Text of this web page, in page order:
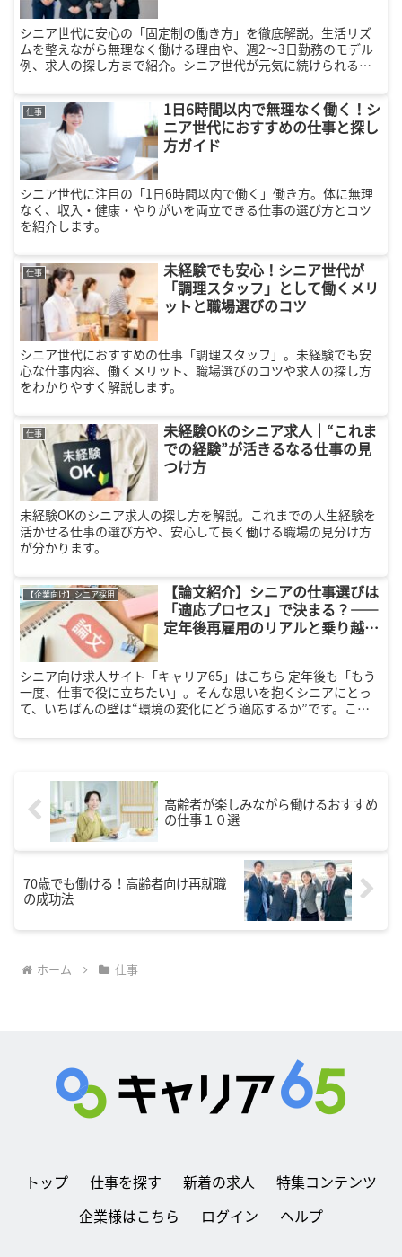
シニア世代に安心の「固定制の働き方」を徹底解説。生活リズ
ムを整えながら無理なく働ける理由や、週2〜3日勤務のモデル
例、求人の探し方まで紹介。シニア世代が元気に続けられる仕
仕事
1日6時間以内で無理なく働く！シ
ニア世代におすすめの仕事と探し
方ガイド
シニア世代に注目の「1日6時間以内で働く」働き方。体に無理
なく、収入・健康・やりがいを両立できる仕事の選び方とコツ
を紹介します。
仕事
未経験でも安心！シニア世代が
「調理スタッフ」として働くメリ
ットと職場選びのコツ
シニア世代におすすめの仕事「調理スタッフ」。未経験でも安
心な仕事内容、働くメリット、職場選びのコツや求人の探し方
をわかりやすく解説します。
仕事
未経験OKのシニア求人｜“これま
での経験”が活きるなる仕事の見
つけ方
未経験OKのシニア求人の探し方を解説。これまでの人生経験を
活かせる仕事の選び方や、安心して長く働ける職場の見分け方
が分かります。
【企業向け】シニア採用
【論文紹介】シニアの仕事選びは
「適応プロセス」で決まる？――
定年後再雇用のリアルと乗り越え
シニア向け求人サイト「キャリア65」はこちら 定年後も「もう
一度、仕事で役に立ちたい」。そんな思いを抱くシニアにとっ
て、いちばんの壁は“環境の変化にどう適応するか”です。この
高齢者が楽しみながら働けるおすすめ
の仕事１０選
70歳でも働ける！高齢者向け再就職
の成功法
ホーム 仕事
トップ 仕事を探す 新着の求人
特集コンテンツ
企業様はこちら
ログイン ヘルプ